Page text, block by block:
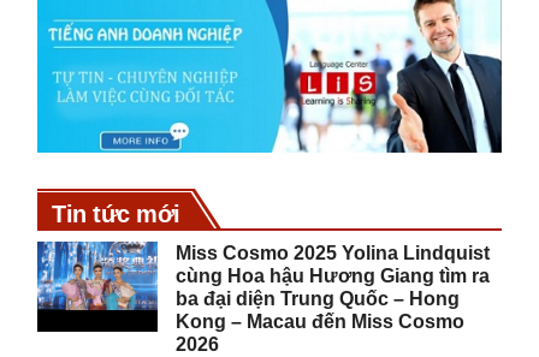
Tin tức mới
Miss Cosmo 2025 Yolina Lindquist
cùng Hoa hậu Hương Giang tìm ra
ba đại diện Trung Quốc – Hong
Kong – Macau đến Miss Cosmo
2026